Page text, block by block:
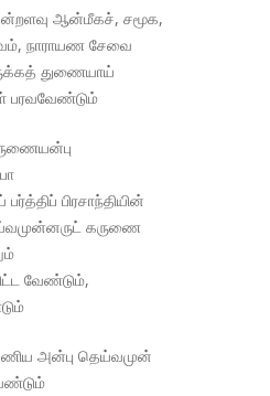
ஆன்மீகச், சமூக,
நாராயண சேவை
துணையாய்
பரவவேண்டும்
பிரசாந்தியின்
கருணை
வேண்டும்,
பணிய அன்பு தெய்வமுன்